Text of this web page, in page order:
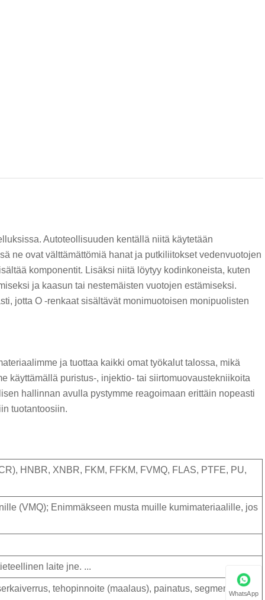
Autoteollisuuden kentällä niitä käytetään
ne ovat välttämättömiä hanat ja putkiliitokset vedenvuotojen
komponentit. Lisäksi niitä löytyy kodinkoneista, kuten
ja kaasun tai nestemäisten vuotojen estämiseksi.
jotta O -renkaat sisältävät monimuotoisen monipuolisten
ja tuottaa kaikki omat työkalut talossa, mikä
käyttämällä puristus-, injektio- tai siirtomuovaustekniikoita
hallinnan avulla pystymme reagoimaan erittäin nopeasti
tuotantoosiin.
HNBR, XNBR, FKM, FFKM, FVMQ, FLAS, PTFE, PU,
(VMQ); Enimmäkseen musta muille kumimateriaalille, jos
laite jne. ...
tehopinnoite (maalaus), painatus, segmentoituja
WhatsApp